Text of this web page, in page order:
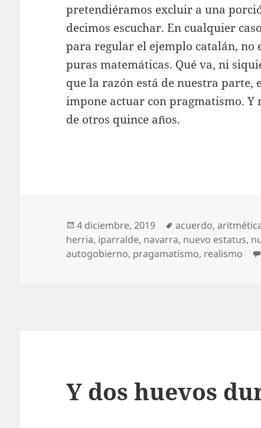
pretendiéramos excluir a una
decimos escuchar. En cualquier
para regular el ejemplo catalán, no
puras matemáticas. Qué va, ni
que la razón está de nuestra parte,
impone actuar con pragmatismo.
de otros quince años.
Publicado
el
4 diciembre, 2019 Etiquetas
acuerdo,
herria, iparralde, navarra, nuevo estatus,
autogobierno, pragamatismo, realismo
Y dos huevos